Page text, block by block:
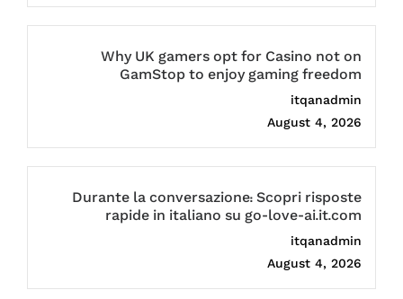
Why UK gamers opt for Casino not on
GamStop to enjoy gaming freedom
itqanadmin
August 4, 2026
Durante la conversazione: Scopri risposte
rapide in italiano su go-love-ai.it.com
itqanadmin
August 4, 2026